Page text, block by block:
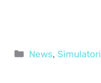
Categorie
News, Simulatori